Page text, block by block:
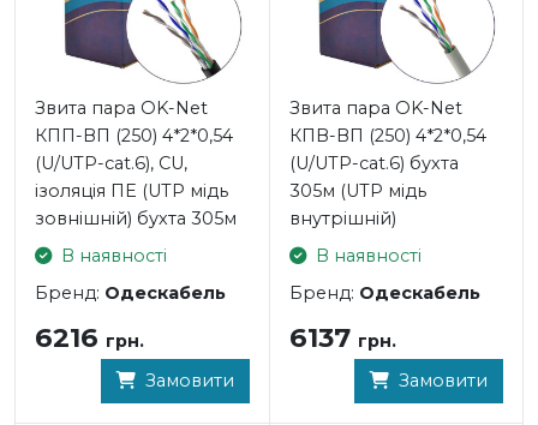
Звита пара OK-Net
КПП-ВП (250) 4*2*0,54
(U/UTP-cat.6), СU,
ізоляція ПЕ (UTP мідь
зовнішній) бухта 305м
В наявності
Бренд: Одескабель
6216 грн.
Замовити
Звита пара OK-Net
КПВ-ВП (250) 4*2*0,54
(U/UTP-cat.6) бухта
305м (UTP мідь
внутрішній)
В наявності
Бренд: Одескабель
6137 грн.
Замовити